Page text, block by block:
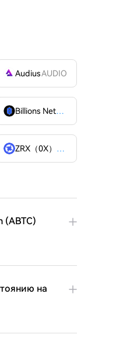
AudiusAUDIO
Billions Network
ZRX（0X）
ZRX
(ABTC)
на